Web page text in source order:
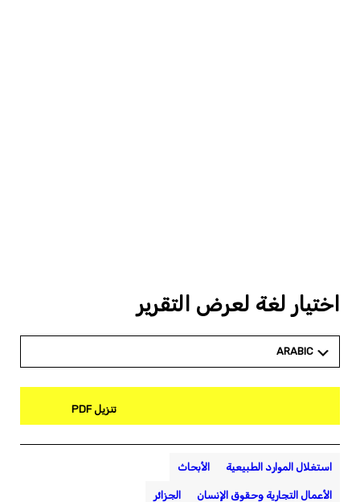
اختيار لغة لعرض التقرير
ARABIC
تنزيل PDF
استغلال الموارد الطبيعية الأبحاث
الأعمال التجارية وحقوق الإنسان الجزائر